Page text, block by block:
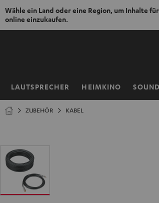
Wähle ein Land oder eine Region, um Inhalte
online einzukaufen.
ZUM
LAUTSPRECHER HEIMKINO
Startseite
ZUBEHÖR KABEL